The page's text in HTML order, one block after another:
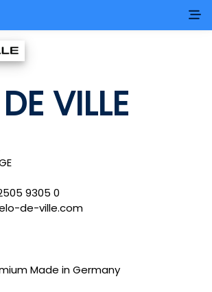
VILLE
9305 0
de-ville.com
Made in Germany